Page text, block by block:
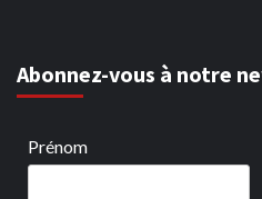
Abonnez-vous à notre
Prénom